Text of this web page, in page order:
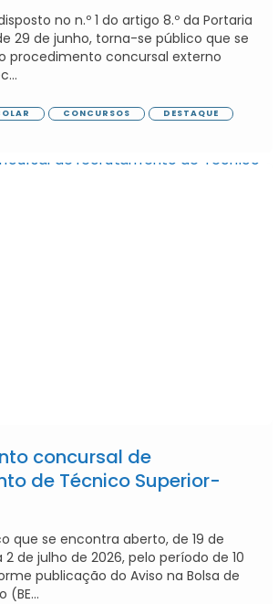
no n.º 1 do artigo 8.º da Portaria
29 de junho, torna-se público que se
procedimento concursal externo
CONCURSOS
DESTAQUE
concursal de
de Técnico Superior-
que se encontra aberto, de 19 de
de julho de 2026, pelo período de 10
publicação do Aviso na Bolsa de
(BE...